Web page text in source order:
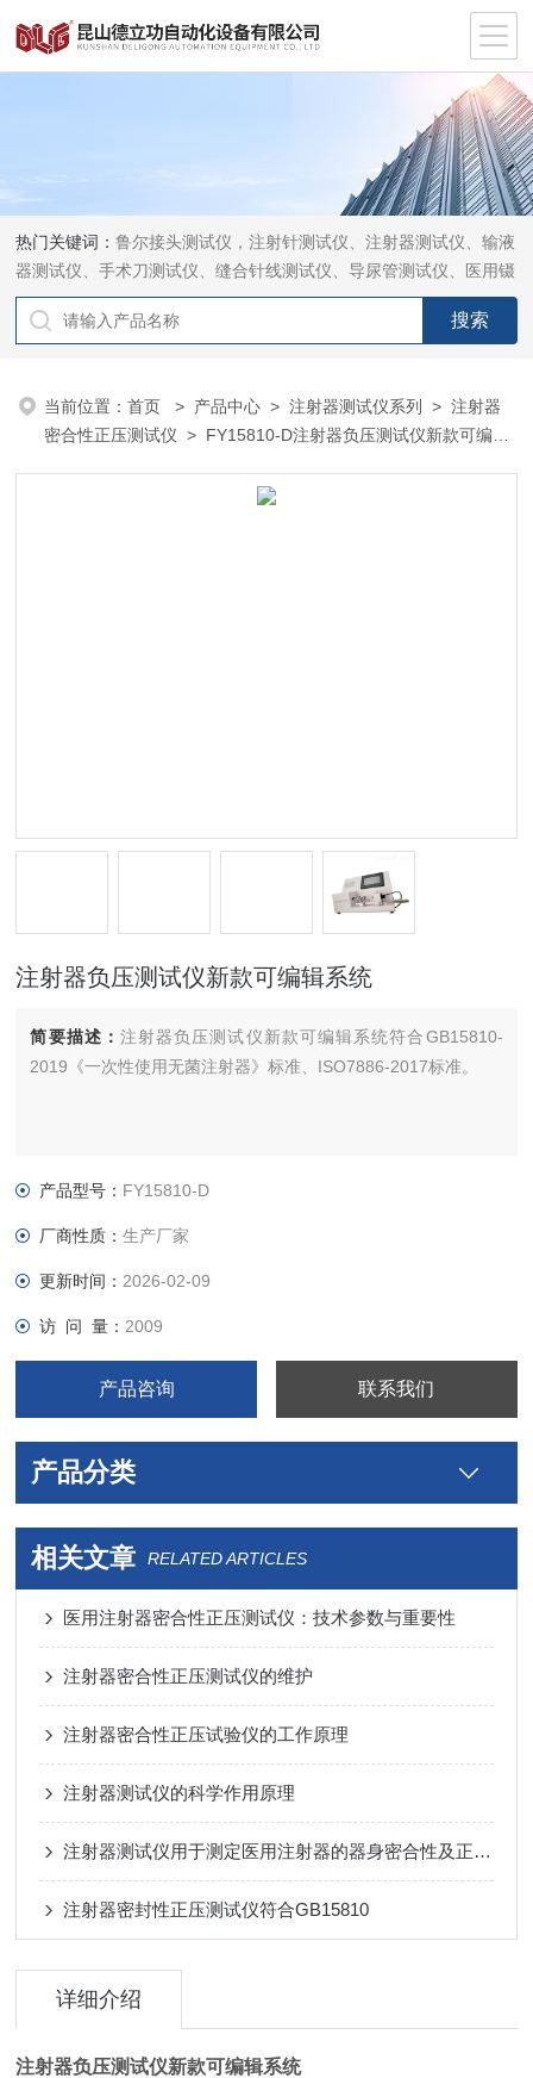
热门关键词：鲁尔接头测试仪，注射针测试仪、注射器测试仪、输液
器测试仪、手术刀测试仪、缝合针线测试仪、导尿管测试仪、医用镊
钳测试仪、导引管导丝测试仪、针灸针测试仪、留置针测试仪
当前位置：首页 > 产品中心 >注射器测试仪系列 >注射器
密合性正压测试仪 > FY15810-D注射器负压测试仪新款可编辑
注射器负压测试仪新款可编辑系统
简要描述： 注射器负压测试仪新款可编辑系统符合GB15810-
2019《一次性使用无菌注射器》标准、ISO7886-2017标准。
产品型号： FY15810-D
厂商性质：生产厂家
更新时间： 2026-02-09
访 问 量： 2009
产品咨询 联系我们
产品分类
相关文章 RELATED ARTICLES
医用注射器密合性正压测试仪：技术参数与重要性
注射器密合性正压测试仪的维护
注射器密合性正压试验仪的工作原理
注射器测试仪的科学作用原理
注射器测试仪用于测定医用注射器的器身密合性及正压物理特性
注射器密封性正压测试仪符合GB15810
详细介绍
注射器负压测试仪新款可编辑系统